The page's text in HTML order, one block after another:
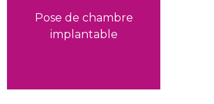
Pose de chambre
implantable